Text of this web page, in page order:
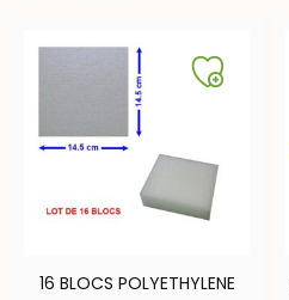
16 BLOCS POLYETHYLENE